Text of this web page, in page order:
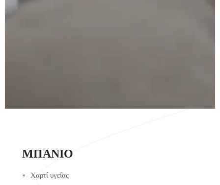
ΜΠΆΝΙΟ
Χαρτί υγείας